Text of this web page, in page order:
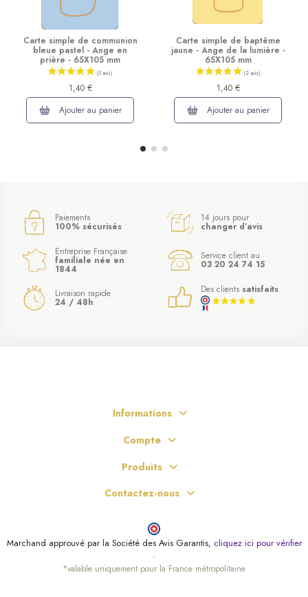
Carte simple de communion
bleue pastel - Ange en
prière - 65X105 mm
1,40 €
Ajouter au panier
Carte simple de baptême
jaune - Ange de la lumière -
65X105 mm
1,40 €
Ajouter au panier
Paiements
100% sécurisés
14 jours pour
changer d’avis
Entreprise Française
familiale née en
1844
Service client au
03 20 24 74 15
Livraison rapide
24 / 48h
Des clients satisfaits
Informations
Compte
Produits
Contactez-nous
Marchand approuvé par la Société des Avis Garantis, cliquez ici pour vérifier
.
*valable uniquement pour la France métropolitaine